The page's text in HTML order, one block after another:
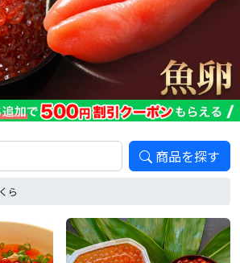
商品を探す
ら